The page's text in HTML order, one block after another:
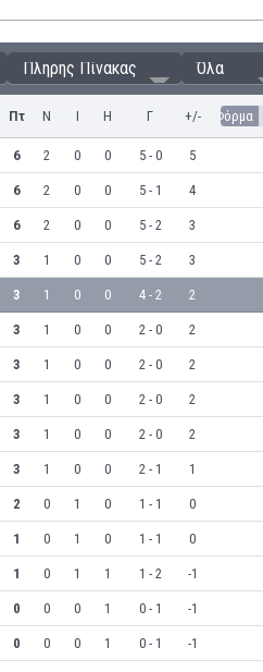
Πλήρης Πίνακας Όλα
Πτ Ν Ι Η Γ +/- Φόρμα
6 2 0 0 5 - 0 5
6 2 0 0 5 - 1 4
6 2 0 0 5 - 2 3
3 1 0 0 5 - 2 3
3 1 0 0 4 - 2 2
3 1 0 0 2 - 0 2
3 1 0 0 2 - 0 2
3 1 0 0 2 - 0 2
3 1 0 0 2 - 0 2
3 1 0 0 2 - 1 1
2 0 1 0 1 - 1 0
1 0 1 0 1 - 1 0
1 0 1 1 1 - 2 -1
0 0 0 1 0 - 1 -1
0 0 0 1 0 - 1 -1